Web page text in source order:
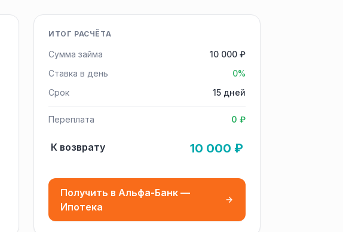
ИТОГ РАСЧЁТА
Сумма займа
10 000 ₽
Ставка в день
0%
Срок
15 дней
Переплата 0 ₽
К возврату 10 000 ₽
Получить в Альфа-Банк —
Ипотека